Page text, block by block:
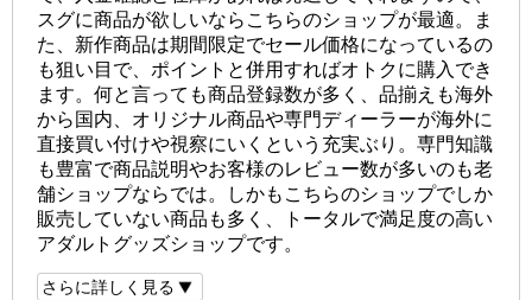
スグに商品が欲しいならこちらのショップが最適。ま
た、新作商品は期間限定でセール価格になっているの
も狙い目で、ポイントと併用すればオトクに購入でき
ます。何と言っても商品登録数が多く、品揃えも海外
から国内、オリジナル商品や専門ディーラーが海外に
直接買い付けや視察にいくという充実ぶり。専門知識
も豊富で商品説明やお客様のレビュー数が多いのも老
舗ショップならでは。しかもこちらのショップでしか
販売していない商品も多く、トータルで満足度の高い
アダルトグッズショップです。
さらに詳しく見る